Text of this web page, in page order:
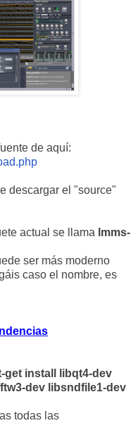
de aquí:
descargar el "source"
actual se llama lmms-
ser más moderno
caso el nombre, es
get install libqt4-dev
dev libsndfile1-dev
todas las